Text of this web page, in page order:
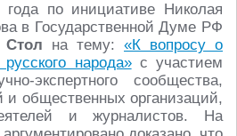
по инициативе Николая
в Государственной Думе РФ
Стол на тему: «К вопросу о
народа»с участием
экспертного сообщества,
и общественных организаций,
и журналистов. На